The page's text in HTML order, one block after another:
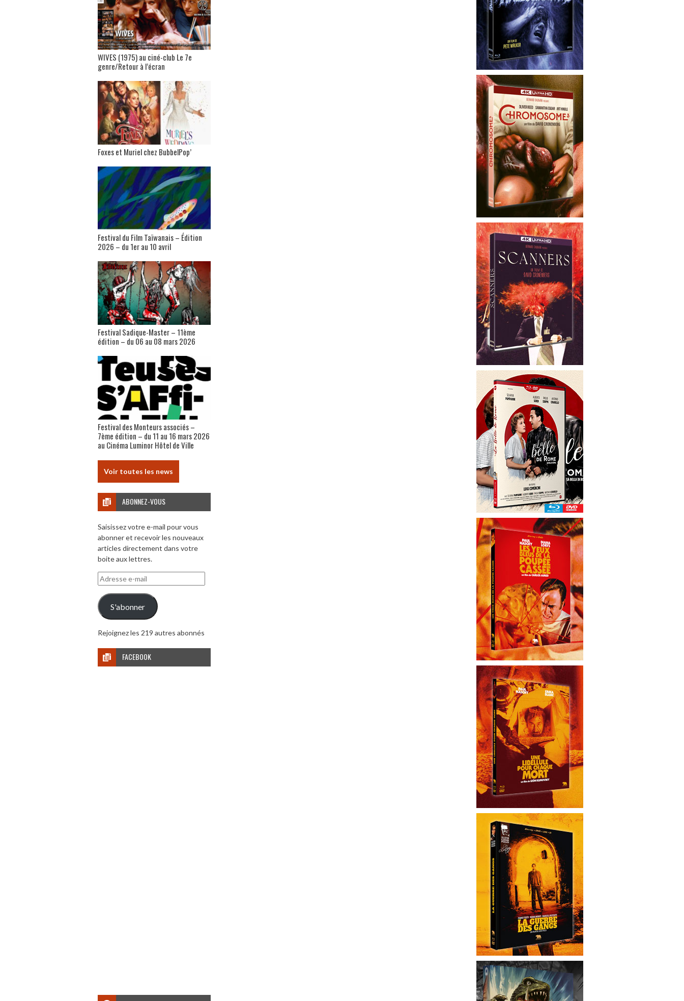
WIVES (1975) au ciné-club Le 7e
genre/Retour à l’écran
Foxes et Muriel chez BubbelPop’
Festival du Film Taïwanais – Édition
2026 – du 1er au 10 avril
Festival Sadique-Master – 11ème
édition – du 06 au 08 mars 2026
Festival des Monteurs associés –
7ème édition – du 11 au 16 mars 2026
au Cinéma Luminor Hôtel de Ville
Voir toutes les news
ABONNEZ-VOUS
Saisissez votre e-mail pour vous
abonner et recevoir les nouveaux
articles directement dans votre
boite aux lettres.
Adresse
e-
mail
S'abonner
Rejoignez les 219 autres abonnés
FACEBOOK